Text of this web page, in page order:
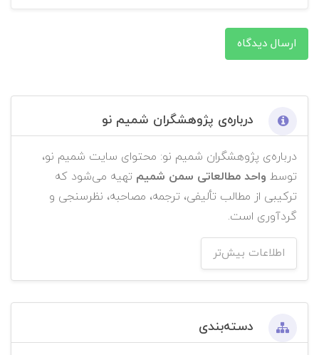
ارسال دیدگاه
درباره‌ی پژوهشگران شمیم نو
درباره‌ی پژوهشگران شمیم نو: محتوای سایت شمیم نو،
توسط واحد مطالعاتی سمن شمیم تهیه می‌شود که
ترکیبی از مطالب تألیفی، ترجمه، مصاحبه، نظرسنجی و
گردآوری است.
اطلاعات بیش‌تر
دسته‌بندی